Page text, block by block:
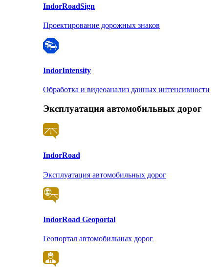
IndorRoadSign
Проектирование дорожных знаков
IndorIntensity
Обработка и видеоанализ данных интенсивности
Эксплуатация автомобильных дорог
IndorRoad
Эксплуатация автомобильных дорог
IndorRoad Geoportal
Геопортал автомобильных дорог